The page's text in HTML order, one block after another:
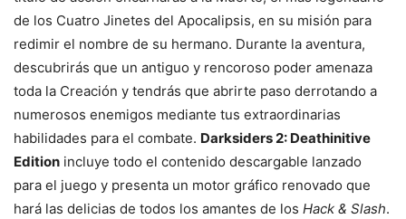
de los Cuatro Jinetes del Apocalipsis, en su misión para
redimir el nombre de su hermano. Durante la aventura,
descubrirás que un antiguo y rencoroso poder amenaza
toda la Creación y tendrás que abrirte paso derrotando a
numerosos enemigos mediante tus extraordinarias
habilidades para el combate. Darksiders 2: Deathinitive
Edition incluye todo el contenido descargable lanzado
para el juego y presenta un motor gráfico renovado que
hará las delicias de todos los amantes de los Hack & Slash.